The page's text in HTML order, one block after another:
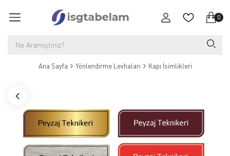
0
Ana Sayfa Yönlendirme Levhaları Kapı İsimlikleri